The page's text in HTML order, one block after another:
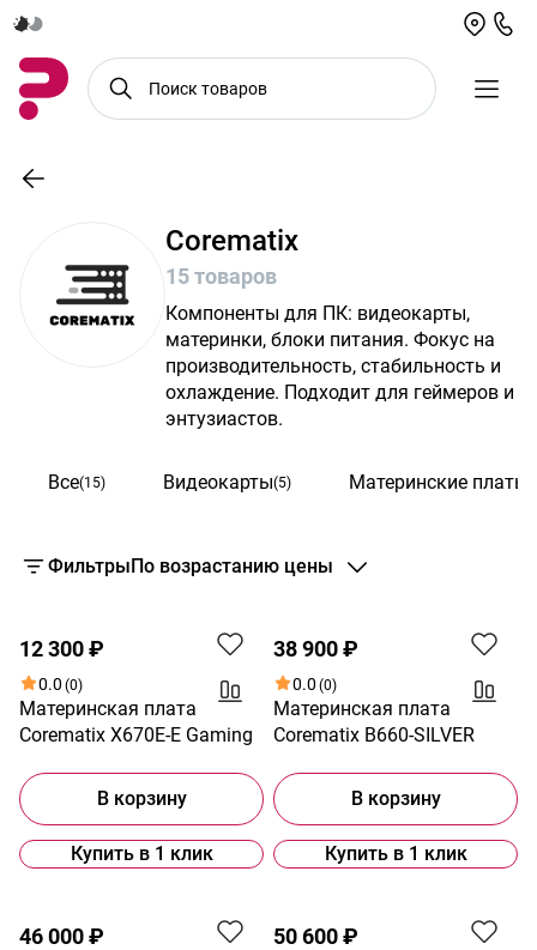
Corematix
15 товаров
Компоненты для ПК: видеокарты,
материнки, блоки питания. Фокус на
производительность, стабильность и
охлаждение. Подходит для геймеров и
энтузиастов.
Все(15) Видеокарты(5) Материнские платы
ФильтрыПо возрастанию цены
12 300 ₽
0.0 (0)
Материнская плата
Corematix X670E-E Gaming
В корзину
Купить в 1 клик
38 900 ₽
0.0 (0)
Материнская плата
Corematix B660-SILVER
В корзину
Купить в 1 клик
46 000 ₽ 50 600 ₽